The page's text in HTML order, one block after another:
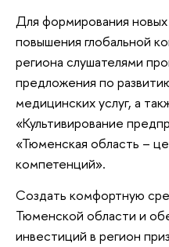
Для формирования
повышения глобальной
региона слушателями
предложения по
медицинских услуг, а
«Культивирование
«Тюменская область –
компетенций».
Создать комфортную
Тюменской области и
инвестиций в регион